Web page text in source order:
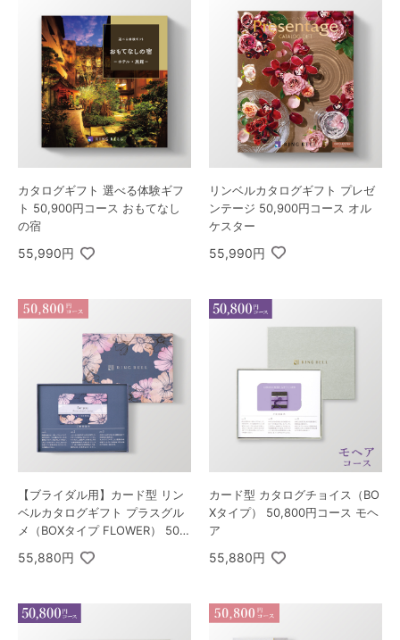
カタログギフト 選べる体験ギフ
ト 50,900円コース おもてなし
の宿
55,990円
リンベルカタログギフト プレゼ
ンテージ 50,900円コース オル
ケスター
55,990円
【ブライダル用】カード型 リン
ベルカタログギフト プラスグル
メ（BOXタイプ FLOWER） 50,8
00円コース ゾディアック＆ヘリ
オス
55,880円
カード型 カタログチョイス（BO
Xタイプ） 50,800円コース モヘ
ア
55,880円